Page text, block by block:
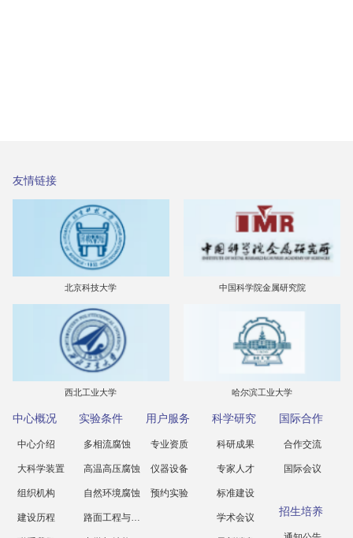
友情链接
北京科技大学 中国科学院金属研究院
西北工业大学 哈尔滨工业大学
中心概况
中心介绍
大科学装置
组织机构
建设历程
实验条件
多相流腐蚀
高温高压腐蚀
自然环境腐蚀
路面工程与科学
用户服务
专业资质
仪器设备
预约实验
科学研究
科研成果
专家人才
标准建设
学术会议
国际合作
合作交流
国际会议
招生培养